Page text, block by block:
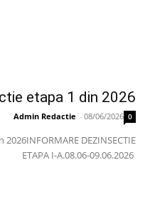
etapa 1 din 2026
Admin Redactie - 08/06/2026 0
DEZINSECTIE
ETAPA I-A.08.06-09.06.2026